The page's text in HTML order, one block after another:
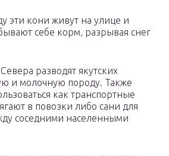
эти кони живут на улице и
себе корм, разрывая снег
разводят якутских
и молочную породу. Также
как транспортные
в повозки либо сани для
соседними населенными